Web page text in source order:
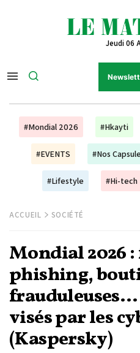
Jeudi 06
#Mondial 2026 #Hkayti
#EVENTS #Nos
#Lifestyle #Hi-tech
ACCUEIL SOCIÉTÉ
Mondial 2026
phishing,
visés par les
(Kaspersky)